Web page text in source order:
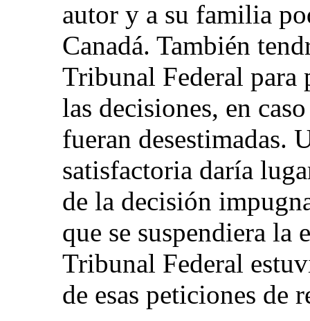
autor y a su familia
Canadá. También
Tribunal Federal
las decisiones, en
fueran desestimadas.
satisfactoria daría
de la decisión
que se suspendiera la
Tribunal Federal
de esas peticiones de